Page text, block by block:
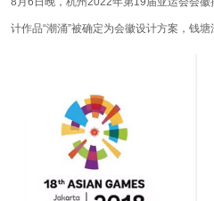
计作品“潮涌”被确定为会徽设计方案，钱